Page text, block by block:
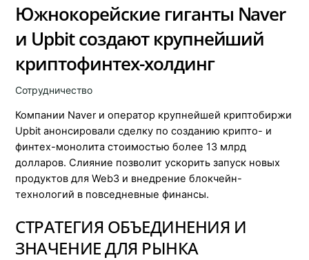
Южнокорейские гиганты Naver
и Upbit создают крупнейший
криптофинтех-холдинг
Сотрудничество
Компании Naver и оператор крупнейшей криптобиржи
Upbit анонсировали сделку по созданию крипто- и
финтех-монолита стоимостью более 13 млрд
долларов. Слияние позволит ускорить запуск новых
продуктов для Web3 и внедрение блокчейн-
технологий в повседневные финансы.
СТРАТЕГИЯ ОБЪЕДИНЕНИЯ И
ЗНАЧЕНИЕ ДЛЯ РЫНКА